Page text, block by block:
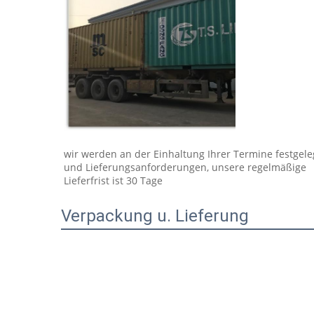
wir werden an der Einhaltung Ihrer Termine
und Lieferungsanforderungen, unsere regelmäßige
Lieferfrist ist 30 Tage
Verpackung u. Lieferung